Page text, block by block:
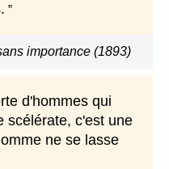
importance (1893)
d'hommes qui
scélérate, c'est une
ne se lasse